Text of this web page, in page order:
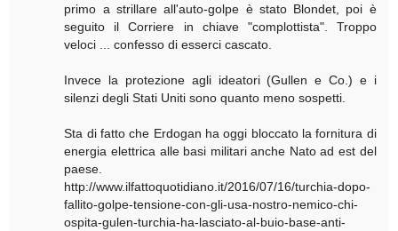
primo a strillare all'auto-golpe è stato Blondet, poi è
seguito il Corriere in chiave "complottista". Troppo
veloci ... confesso di esserci cascato.
Invece la protezione agli ideatori (Gullen e Co.) e i
silenzi degli Stati Uniti sono quanto meno sospetti.
Sta di fatto che Erdogan ha oggi bloccato la fornitura di
energia elettrica alle basi militari anche Nato ad est del
paese.
http://www.ilfattoquotidiano.it/2016/07/16/turchia-dopo-
fallito-golpe-tensione-con-gli-usa-nostro-nemico-chi-
ospita-gulen-turchia-ha-lasciato-al-buio-base-anti-